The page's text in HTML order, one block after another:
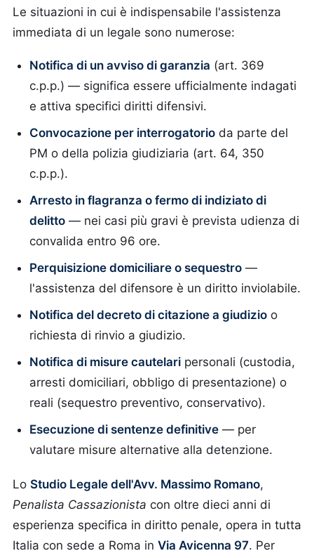
Le situazioni in cui è indispensabile l'assistenza
immediata di un legale sono numerose:
Notifica di un avviso di garanzia (art. 369
c.p.p.) — significa essere ufficialmente indagati
e attiva specifici diritti difensivi.
Convocazione per interrogatorio da parte del
PM o della polizia giudiziaria (art. 64, 350
c.p.p.).
Arresto in flagranza o fermo di indiziato di
delitto — nei casi più gravi è prevista udienza di
convalida entro 96 ore.
Perquisizione domiciliare o sequestro —
l'assistenza del difensore è un diritto inviolabile.
Notifica del decreto di citazione a giudizio o
richiesta di rinvio a giudizio.
Notifica di misure cautelari personali (custodia,
arresti domiciliari, obbligo di presentazione) o
reali (sequestro preventivo, conservativo).
Esecuzione di sentenze definitive — per
valutare misure alternative alla detenzione.
Lo Studio Legale dell'Avv. Massimo Romano,
Penalista Cassazionista con oltre dieci anni di
esperienza specifica in diritto penale, opera in tutta
Italia con sede a Roma in Via Avicenna 97. Per